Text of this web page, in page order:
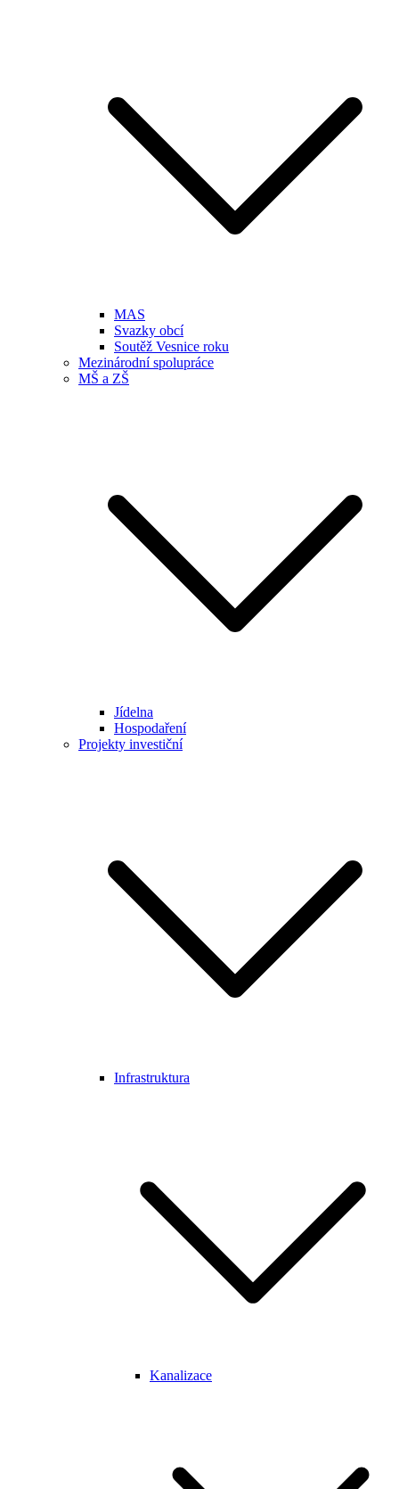
MAS
Svazky obcí
Soutěž Vesnice roku
Mezinárodní spolupráce
MŠ a ZŠ
Jídelna
Hospodaření
Projekty investiční
Infrastruktura
Kanalizace